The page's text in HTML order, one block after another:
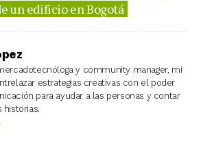
un edificio en Bogotá
y community manager, mi
estrategias creativas con el poder
para ayudar a las personas y contar
historias.